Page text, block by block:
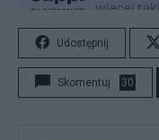
Udostępnij
Skomentuj 30